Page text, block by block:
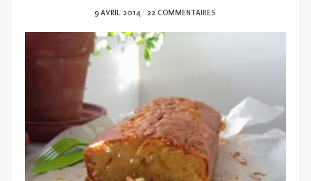
POSTED
ON
9 AVRIL 2014 22 COMMENTAIRES